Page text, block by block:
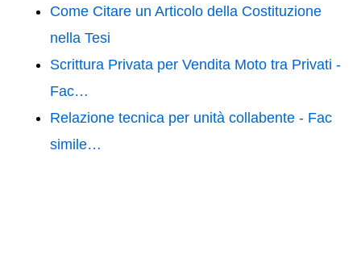
Come Citare un Articolo della Costituzione
nella Tesi
Scrittura Privata per Vendita Moto tra Privati -
Fac…
Relazione tecnica per unità collabente​ - Fac
simile…